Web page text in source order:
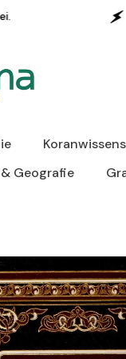
KAUF AUF
Geografie